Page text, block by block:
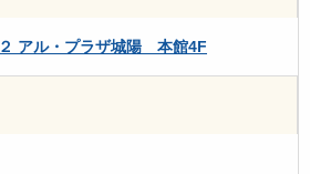
アル・プラザ城陽 本館4F